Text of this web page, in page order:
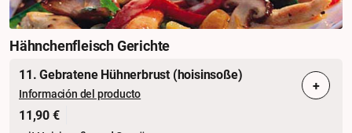
Hähnchenfleisch Gerichte
11. Gebratene Hühnerbrust (hoisinsoße)
Información del producto
11,90 €
+